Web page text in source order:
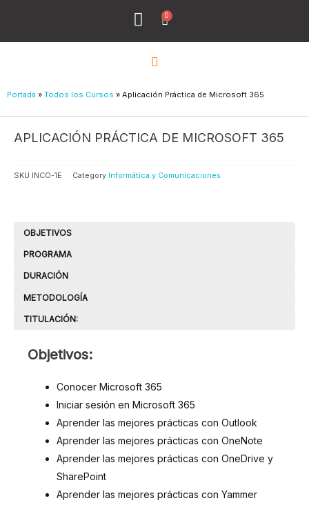
contenido
Menu
0
Cart
Portada » Todos los Cursos » Aplicación Práctica de Microsoft 365
APLICACIÓN PRÁCTICA DE MICROSOFT 365
SKU INCO-1E Category Informática y Comunicaciones
OBJETIVOS
PROGRAMA
DURACIÓN
METODOLOGÍA
TITULACIÓN:
Objetivos:
Conocer Microsoft 365
Iniciar sesión en Microsoft 365
Aprender las mejores prácticas con Outlook
Aprender las mejores prácticas con OneNote
Aprender las mejores prácticas con OneDrive y
SharePoint
Aprender las mejores prácticas con Yammer